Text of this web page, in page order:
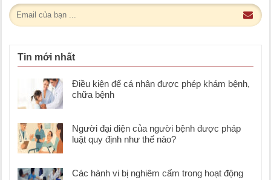
Tin mới nhất
Điều kiện để cá nhân được phép khám bệnh,
chữa bệnh
Người đại diện của người bệnh được pháp
luật quy định như thế nào?
Các hành vi bị nghiêm cấm trong hoạt động